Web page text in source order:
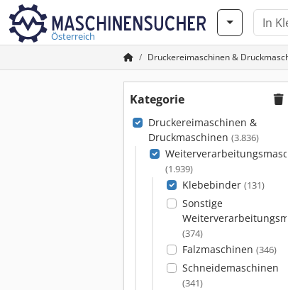
Österreich
Druckereimaschinen &
Kategorie
Druckereimaschinen &
Druckmaschinen (3.836)
(1.939)
Klebebinder (131)
Sonstige
(374)
Falzmaschinen (346)
Schneidemaschinen
(341)